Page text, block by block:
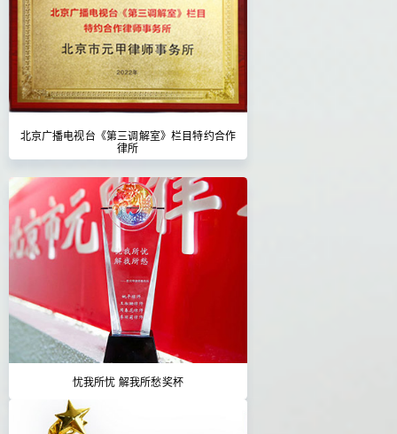
北京广播电视台《第三调解室》栏目特约合作
律所
忧我所忧 解我所愁奖杯